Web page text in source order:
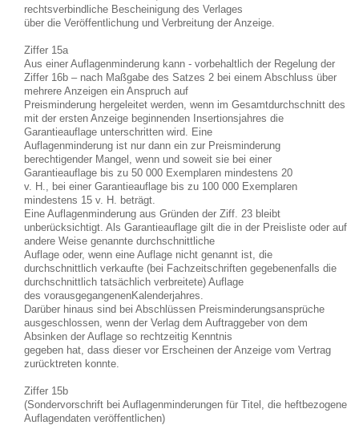
rechtsverbindliche Bescheinigung des Verlages
über die Veröffentlichung und Verbreitung der Anzeige.
Ziffer 15a
Aus einer Auflagenminderung kann - vorbehaltlich der Regelung der
Ziffer 16b – nach Maßgabe des Satzes 2 bei einem Abschluss über
mehrere Anzeigen ein Anspruch auf
Preisminderung hergeleitet werden, wenn im Gesamtdurchschnitt des
mit der ersten Anzeige beginnenden Insertionsjahres die
Garantieauflage unterschritten wird. Eine
Auflagenminderung ist nur dann ein zur Preisminderung
berechtigender Mangel, wenn und soweit sie bei einer
Garantieauflage bis zu 50 000 Exemplaren mindestens 20
v. H., bei einer Garantieauflage bis zu 100 000 Exemplaren
mindestens 15 v. H. beträgt.
Eine Auflagenminderung aus Gründen der Ziff. 23 bleibt
unberücksichtigt. Als Garantieauflage gilt die in der Preisliste oder auf
andere Weise genannte durchschnittliche
Auflage oder, wenn eine Auflage nicht genannt ist, die
durchschnittlich verkaufte (bei Fachzeitschriften gegebenenfalls die
durchschnittlich tatsächlich verbreitete) Auflage
des vorausgegangenenKalenderjahres.
Darüber hinaus sind bei Abschlüssen Preisminderungsansprüche
ausgeschlossen, wenn der Verlag dem Auftraggeber von dem
Absinken der Auflage so rechtzeitig Kenntnis
gegeben hat, dass dieser vor Erscheinen der Anzeige vom Vertrag
zurücktreten konnte.
Ziffer 15b
(Sondervorschrift bei Auflagenminderungen für Titel, die heftbezogene
Auflagendaten veröffentlichen)